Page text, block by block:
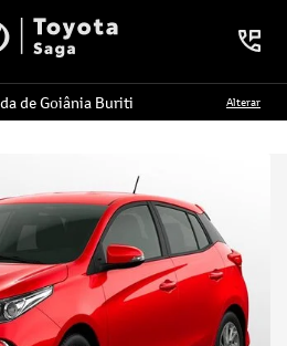
de Goiânia Buriti Alterar